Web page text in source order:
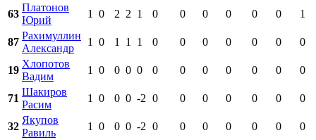
63
Платонов
Юрий
1 0 2 2 1 0 0 0 0 0 0 1
87
Рахимуллин
Александр
1 0 1 1 1 0 0 0 0 0 0 0
19
Хлопотов
Вадим
1 0 0 0 0 0 0 0 0 0 0 0
71
Шакиров
Расим
1 0 0 0 -2 0 0 0 0 0 0 0
32
Якупов
Равиль
1 0 0 0 -2 0 0 0 0 0 0
0